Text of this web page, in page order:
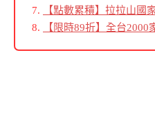
【點數累積】拉拉山國
【限時89折】全台